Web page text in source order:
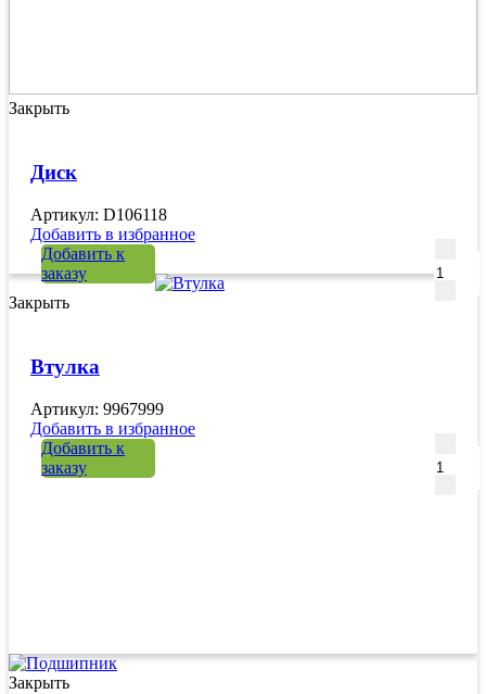
Закрыть
Диск
Артикул: D106118
Добавить в избранное
Добавить к
заказу
Закрыть
Втулка
Артикул: 9967999
Добавить в избранное
Добавить к
заказу
Закрыть